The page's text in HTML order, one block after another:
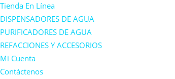
Tienda En Línea
DISPENSADORES DE AGUA
PURIFICADORES DE AGUA
REFACCIONES Y ACCESORIOS
Mi Cuenta
Contáctenos